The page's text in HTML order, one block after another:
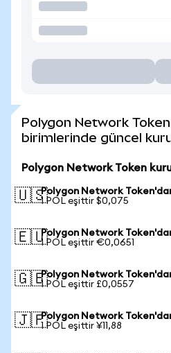
Polygon Network
birimlerinde güncel
Polygon Network Token
🇺🇸Polygon Network
1 POL eşittir $0,075
🇪🇺Polygon Network
1 POL eşittir €0,0651
🇬🇧Polygon Network
1 POL eşittir £0,0557
🇯🇵Polygon Network
1 POL eşittir ¥11,88